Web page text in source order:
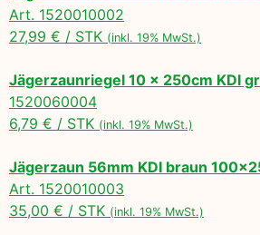
Art. 1520010002
27,99 € / STK (inkl. 19% MwSt.)
Jägerzaunriegel 10 x 250cm KDI
1520060004
6,79 € / STK (inkl. 19% MwSt.)
Jägerzaun 56mm KDI braun
Art. 1520010003
35,00 € / STK (inkl. 19% MwSt.)